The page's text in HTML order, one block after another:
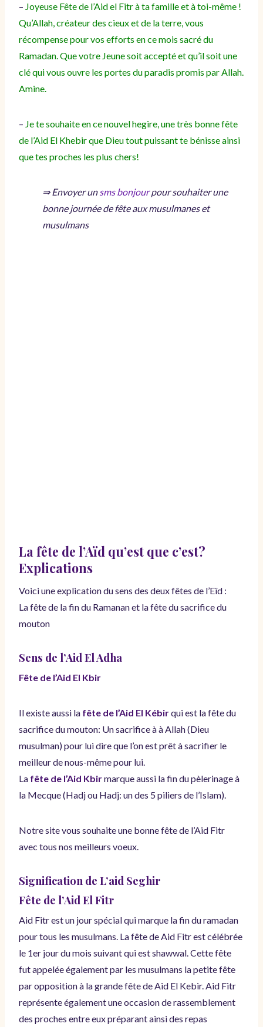
– Joyeuse Fête de l’Aid el Fitr à ta famille et à toi-même !
Qu’Allah, créateur des cieux et de la terre, vous
récompense pour vos efforts en ce mois sacré du
Ramadan. Que votre Jeune soit accepté et qu’il soit une
clé qui vous ouvre les portes du paradis promis par Allah.
Amine.
– Je te souhaite en ce nouvel hegire, une très bonne fête
de l’Aid El Khebir que Dieu tout puissant te bénisse ainsi
que tes proches les plus chers!
⇒ Envoyer unsms bonjourpour souhaiter une
bonne journée de fête aux musulmanes et
musulmans
La fête de l’Aïd qu’est que c’est?
Explications
Voici une explication du sens des deux fêtes de l’Eïd :
La fête de la fin du Ramanan et la fête du sacrifice du
mouton
Sens de l’Aid El Adha
Fête de l’Aid El Kbir
Il existe aussi la fête de l’Aid El Kébirqui est la fête du
sacrifice du mouton: Un sacrifice à à Allah (Dieu
musulman) pour lui dire que l’on est prêt à sacrifier le
meilleur de nous-même pour lui.
La fête de l’Aid Kbirmarque aussi la fin du pèlerinage à
la Mecque (Hadj ou Hadj: un des 5 piliers de l’Islam).
Notre site vous souhaite une bonne fête de l’Aid Fitr
avec tous nos meilleurs voeux.
Signification de L’aid Seghir
Fête de l’Aid El Fitr
Aid Fitr est un jour spécial qui marque la fin du ramadan
pour tous les musulmans. La fête de Aid Fitr est célébrée
le 1er jour du mois suivant qui est shawwal. Cette fête
fut appelée également par les musulmans la petite fête
par opposition à la grande fête de Aid El Kebir. Aid Fitr
représente également une occasion de rassemblement
des proches entre eux préparant ainsi des repas